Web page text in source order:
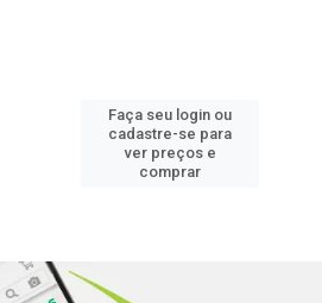
Faça seu login ou
cadastre-se para
ver preços e
comprar